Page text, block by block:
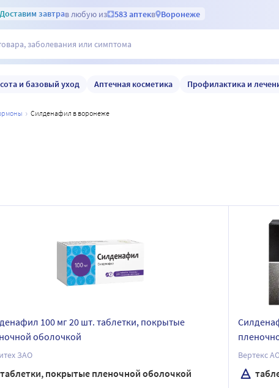
Доставим завтрав любую из 583 аптекв Воронеже
и базовый уход Аптечная косметика Профилактика и
силденафил в воронеже
100 мг 20 шт. таблетки, покрытые
оболочкой
ЗАО
таблетки, покрытые пленочной оболочкой
Вертекс